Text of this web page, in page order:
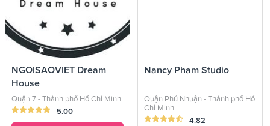
NGOISAOVIET Dream
House
Quận 7 - Thành phố Hồ Chí Minh
5.00
Nancy Pham Studio
Quận Phú Nhuận - Thành phố Hồ
Chí Minh
4.82